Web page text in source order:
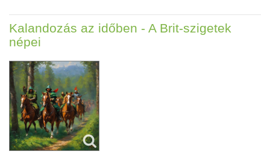
Kalandozás az időben - A Brit-szigetek
népei